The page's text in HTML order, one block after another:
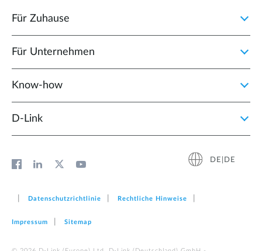
Für Zuhause
Für Unternehmen
Know-how
D‑Link
DE|DE
Datenschutzrichtlinie Rechtliche Hinweise
Impressum Sitemap